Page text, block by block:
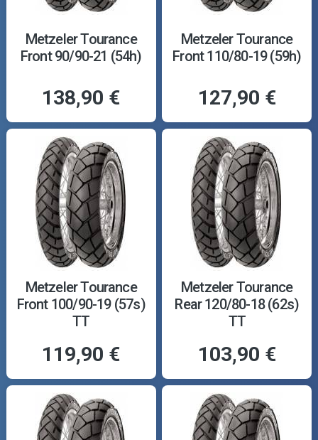
Metzeler Tourance
Front 90/90-21 (54h)
138,90 €
Metzeler Tourance
Front 110/80-19 (59h)
127,90 €
Metzeler Tourance
Front 100/90-19 (57s)
TT
119,90 €
Metzeler Tourance
Rear 120/80-18 (62s)
TT
103,90 €